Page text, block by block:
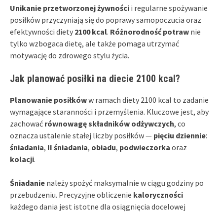
Unikanie przetworzonej żywności i regularne spożywanie
posiłków przyczyniają się do poprawy samopoczucia oraz
efektywności diety 2100 kcal. Różnorodność potraw nie
tylko wzbogaca dietę, ale także pomaga utrzymać
motywację do zdrowego stylu życia.
Jak planować posiłki na diecie 2100 kcal?
Planowanie posiłkóww ramach diety 2100 kcal to zadanie
wymagające staranności i przemyślenia. Kluczowe jest, aby
zachować równowagę składników odżywczych, co
oznacza ustalenie stałej liczby posiłków — pięciu dziennie:
śniadania, II śniadania, obiadu, podwieczorka oraz
kolacji.
Śniadanie należy spożyć maksymalnie w ciągu godziny po
przebudzeniu. Precyzyjne obliczenie kaloryczności
każdego dania jest istotne dla osiągnięcia docelowej